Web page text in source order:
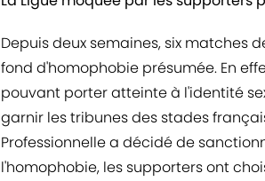
Depuis deux semaines, six matches
fond d'homophobie présumée. En
pouvant porter atteinte à l'identité
garnir les tribunes des stades
Professionnelle a décidé de
l'homophobie, les supporters ont